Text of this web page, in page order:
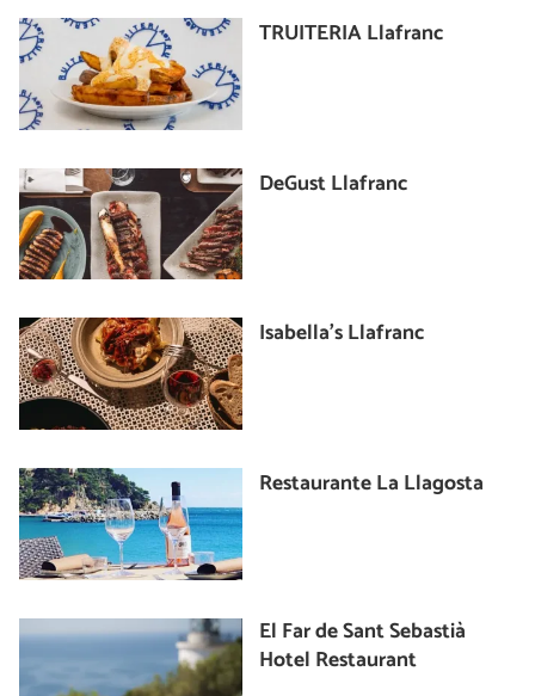
TRUITERIA Llafranc
DeGust Llafranc
Isabella's Llafranc
Restaurante La Llagosta
El Far de Sant Sebastià
Hotel Restaurant